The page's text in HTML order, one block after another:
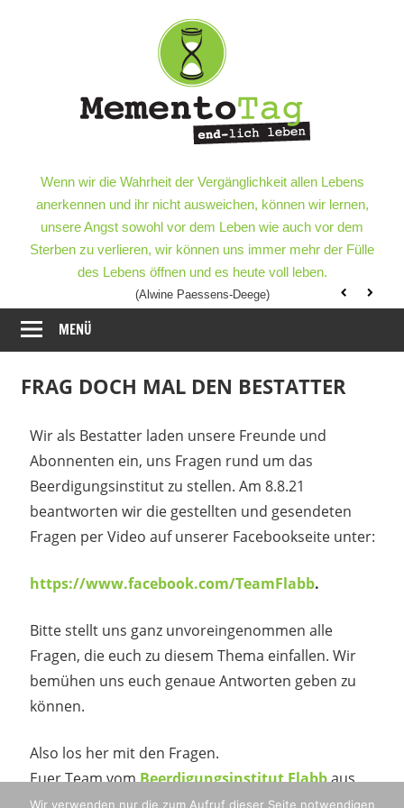
leben
end-
lich
leben
Wenn wir die Wahrheit der Vergänglichkeit allen Lebens
anerkennen und ihr nicht ausweichen, können wir lernen,
unsere Angst sowohl vor dem Leben wie auch vor dem
Sterben zu verlieren, wir können uns immer mehr der Fülle
des Lebens öffnen und es heute voll leben.
(Alwine Paessens-Deege)
MENÜ
FRAG DOCH MAL DEN BESTATTER
Wir als Bestatter laden unsere Freunde und
Abonnenten ein, uns Fragen rund um das
Beerdigungsinstitut zu stellen. Am 8.8.21
beantworten wir die gestellten und gesendeten
Fragen per Video auf unserer Facebookseite unter:
https://www.facebook.com/TeamFlabb.
Bitte stellt uns ganz unvoreingenommen alle
Fragen, die euch zu diesem Thema einfallen. Wir
bemühen uns euch genaue Antworten geben zu
können.
Also los her mit den Fragen.
Euer Team vomBeerdigungsinstitut Flabbaus
Haan
Wir verwenden nur die zum Aufruf dieser Seite notwendigen